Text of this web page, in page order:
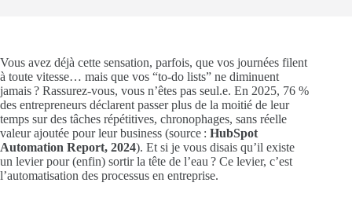
Vous avez déjà cette sensation, parfois, que vos journées filent
à toute vitesse… mais que vos “to-do lists” ne diminuent
jamais ? Rassurez-vous, vous n’êtes pas seul.e. En 2025, 76 %
des entrepreneurs déclarent passer plus de la moitié de leur
temps sur des tâches répétitives, chronophages, sans réelle
valeur ajoutée pour leur business (source : HubSpot
Automation Report, 2024). Et si je vous disais qu’il existe
un levier pour (enfin) sortir la tête de l’eau ? Ce levier, c’est
l’automatisation des processus en entreprise.